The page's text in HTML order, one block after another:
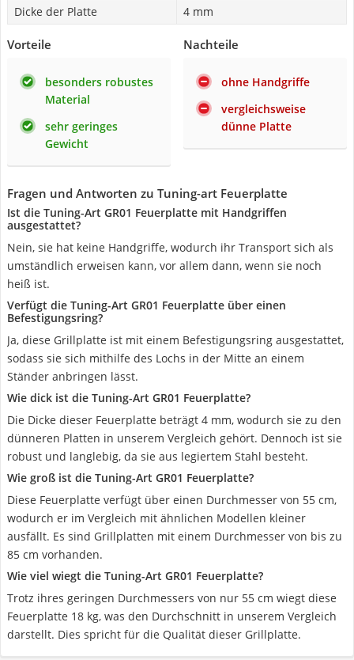
Dicke der Platte
4 mm
Vorteile
besonders robustes
Material
sehr geringes
Gewicht
Nachteile
ohne Handgriffe
vergleichsweise
dünne Platte
Fragen und Antworten zu Tuning-art Feuerplatte
Ist die Tuning-Art GR01 Feuerplatte mit Handgriffen
ausgestattet?
Nein, sie hat keine Handgriffe, wodurch ihr Transport sich als
umständlich erweisen kann, vor allem dann, wenn sie noch
heiß ist.
Verfügt die Tuning-Art GR01 Feuerplatte über einen
Befestigungsring?
Ja, diese Grillplatte ist mit einem Befestigungsring ausgestattet,
sodass sie sich mithilfe des Lochs in der Mitte an einem
Ständer anbringen lässt.
Wie dick ist die Tuning-Art GR01 Feuerplatte?
Die Dicke dieser Feuerplatte beträgt 4 mm, wodurch sie zu den
dünneren Platten in unserem Vergleich gehört. Dennoch ist sie
robust und langlebig, da sie aus legiertem Stahl besteht.
Wie groß ist die Tuning-Art GR01 Feuerplatte?
Diese Feuerplatte verfügt über einen Durchmesser von 55 cm,
wodurch er im Vergleich mit ähnlichen Modellen kleiner
ausfällt. Es sind Grillplatten mit einem Durchmesser von bis zu
85 cm vorhanden.
Wie viel wiegt die Tuning-Art GR01 Feuerplatte?
Trotz ihres geringen Durchmessers von nur 55 cm wiegt diese
Feuerplatte 18 kg, was den Durchschnitt in unserem Vergleich
darstellt. Dies spricht für die Qualität dieser Grillplatte.